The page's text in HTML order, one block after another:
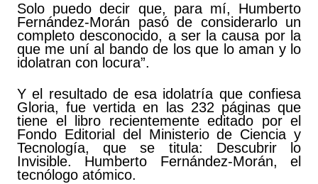
Solo puedo decir que, para mí, Humberto
Fernández-Morán pasó de considerarlo un
completo desconocido, a ser la causa por la
que me uní al bando de los que lo aman y lo
idolatran con locura”.
Y el resultado de esa idolatría que confiesa
Gloria, fue vertida en las 232 páginas que
tiene el libro recientemente editado por el
Fondo Editorial del Ministerio de Ciencia y
Tecnología, que se titula: Descubrir lo
Invisible. Humberto Fernández-Morán, el
tecnólogo atómico.